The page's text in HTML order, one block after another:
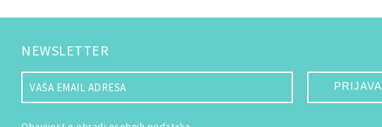
NEWSLETTER
PRIJAVA